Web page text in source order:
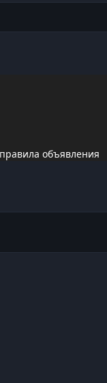
объявления